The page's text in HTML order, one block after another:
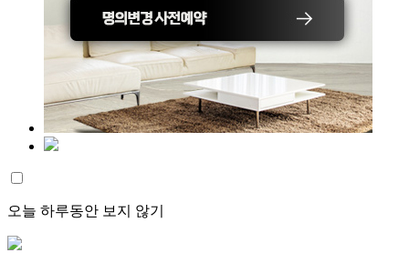
오늘 하루동안 보지 않기